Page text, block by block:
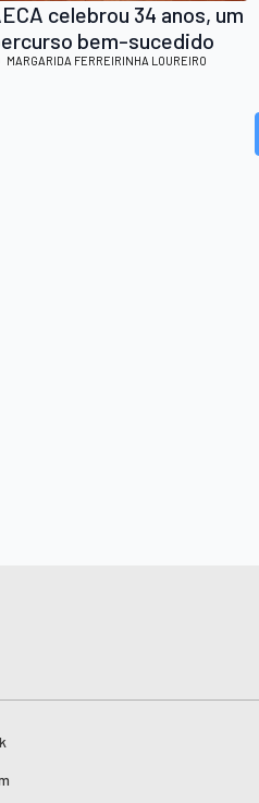
celebrou 34 anos, um
bem-sucedido
aposta agora na
MARGARIDA FERREIRINHA LOUREIRO